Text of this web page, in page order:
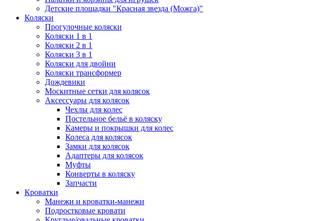
Детские площадки "Красная звезда (Можга)"
Коляски
Прогулочные коляски
Коляски 1 в 1
Коляски 2 в 1
Коляски 3 в 1
Коляски для двойни
Коляски трансформер
Дождевики
Москитные сетки для колясок
Аксессуары для колясок
Чехлы для колес
Постельное бельё в коляску
Камеры и покрышки для колес
Колеса для колясок
Замки для колясок
Адаптеры для колясок
Муфты
Конверты в коляску
Запчасти
Кроватки
Манежи и кроватки-манежи
Подростковые кровати